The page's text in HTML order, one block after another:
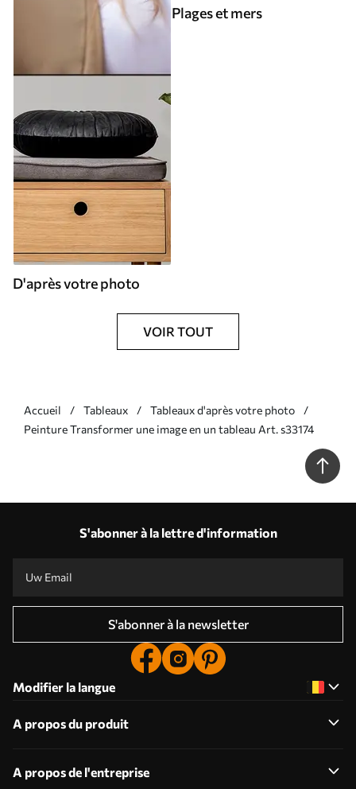
D'après votre photo
Plages et mers
VOIR TOUT
Accueil Tableaux
Tableaux d'après votre photo
Peinture Transformer une image en un tableau Art. s33174
S'abonner à la lettre d'information
S'abonner à la newsletter
Modifier la langue
A propos du produit
A propos de l'entreprise